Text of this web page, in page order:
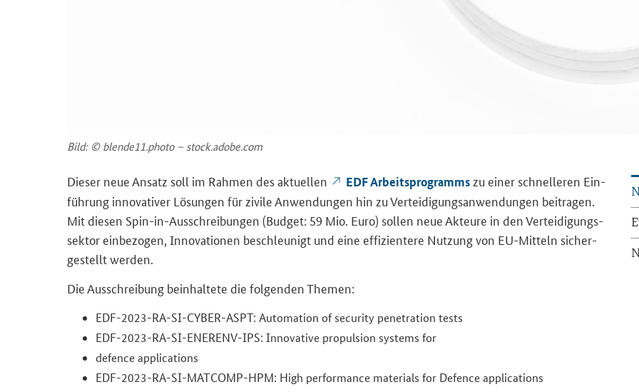
Bild: © blende11.photo – stock.adobe.com
Die­ser neue An­satz soll im Rah­men des ak­tu­el­len EDF Ar­beits­pro­gramms zu einer schnel­le­ren Ein­
füh­rung in­no­va­ti­ver Lö­sun­gen für zi­vi­le An­wen­dun­gen hin zu Ver­tei­di­gungs­an­wen­dun­gen bei­tra­gen.
Mit die­sen Spin-​in-Ausschreibungen (Bud­get: 59 Mio. Euro) sol­len neue Ak­teu­re in den Ver­tei­di­gungs­
sek­tor ein­be­zo­gen, In­no­va­tio­nen be­schleu­nigt und eine ef­fi­zi­en­te­re Nut­zung von EU-​Mitteln si­cher­
ge­stellt wer­den.
Die Aus­schrei­bung be­inhal­te­te die fol­gen­den The­men:
EDF-2023-RA-SI-CYBER-ASPT: Automation of security penetration tests
EDF-2023-RA-SI-ENERENV-IPS: Innovative propulsion systems for
defence applications
EDF-2023-RA-SI-MATCOMP-HPM: High performance materials for Defence applications